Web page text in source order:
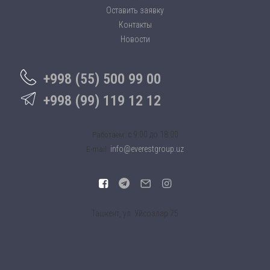
Оставить заявку
Контакты
Новости
+998 (55) 500 99 00
+998 (99) 119 12 12
Работаем: c 9:00 до 18:00
E-mail: info@everestgroup.uz
Ташкент, ул. Уйсозлар 75